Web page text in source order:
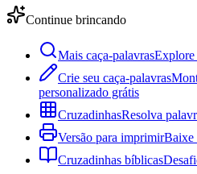
Continue brincando
Mais caça-palavrasExplore
Crie seu caça-palavras
personalizado grátis
CruzadinhasResolva
Versão para imprimirBaixe
Cruzadinhas bíblicas